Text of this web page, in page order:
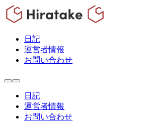
日記
運営者情報
お問い合わせ
日記
運営者情報
お問い合わせ